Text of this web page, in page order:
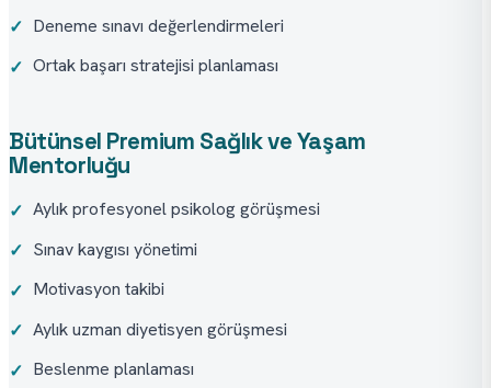
✓ Deneme sınavı değerlendirmeleri
✓ Ortak başarı stratejisi planlaması
Bütünsel Premium Sağlık ve Yaşam
Mentorluğu
✓ Aylık profesyonel psikolog görüşmesi
✓ Sınav kaygısı yönetimi
✓ Motivasyon takibi
✓ Aylık uzman diyetisyen görüşmesi
✓ Beslenme planlaması